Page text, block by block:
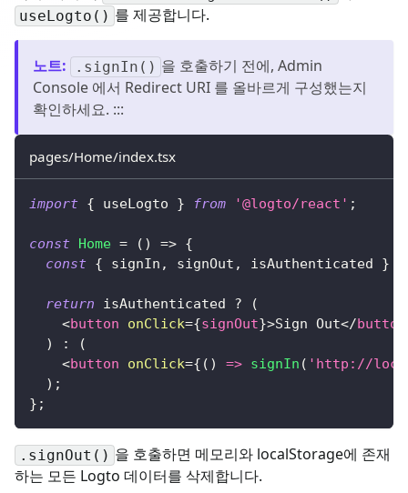
useLogto() 를 제공합니다.
노트: .signIn() 을 호출하기 전에, Admin
Console 에서 Redirect URI 를 올바르게 구성했는지
확인하세요. :::
pages/Home/index.tsx
import { useLogto } from '@logto/react' ;
const Home = ( ) => {
const { signIn , signOut , isAuthenticated }
return isAuthenticated ?
(
<button onClick={signOut}>Sign Out</button
)
:
(
<button onClick={ ( ) => signIn ( 'http://
) ;
} ;
.signOut() 을 호출하면 메모리와 localStorage에 존재
하는 모든 Logto 데이터를 삭제합니다.